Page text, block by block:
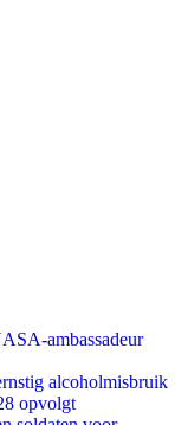
ambassadeur
alcoholmisbruik
opvolgt